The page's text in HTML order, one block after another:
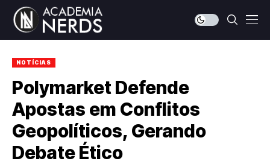
NOTÍCIAS
Polymarket Defende
Apostas em Conflitos
Geopolíticos, Gerando
Debate Ético